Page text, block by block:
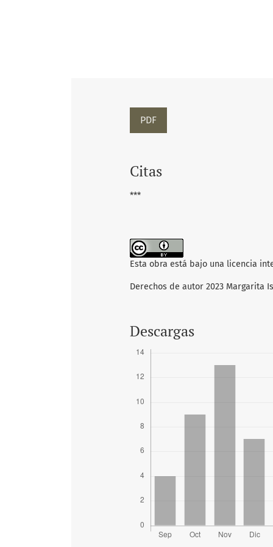
PDF
Citas
***
Esta obra está bajo una licencia
Derechos de autor 2023 Margarita
Descargas